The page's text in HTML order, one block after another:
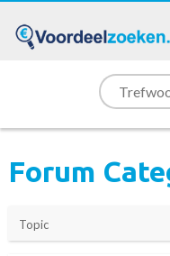
Forum
Topic